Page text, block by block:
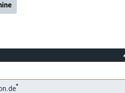
*